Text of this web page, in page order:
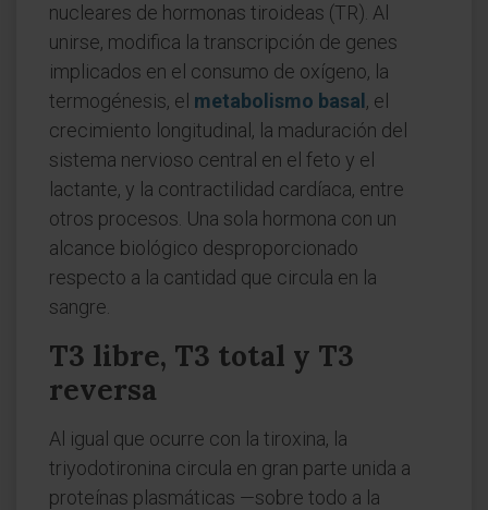
nucleares de hormonas tiroideas (TR). Al
unirse, modifica la transcripción de genes
implicados en el consumo de oxígeno, la
termogénesis, el metabolismo basal , el
crecimiento longitudinal, la maduración del
sistema nervioso central en el feto y el
lactante, y la contractilidad cardíaca, entre
otros procesos. Una sola hormona con un
alcance biológico desproporcionado
respecto a la cantidad que circula en la
sangre.
T3 libre, T3 total y T3
reversa
Al igual que ocurre con la tiroxina, la
triyodotironina circula en gran parte unida a
proteínas plasmáticas —sobre todo a la